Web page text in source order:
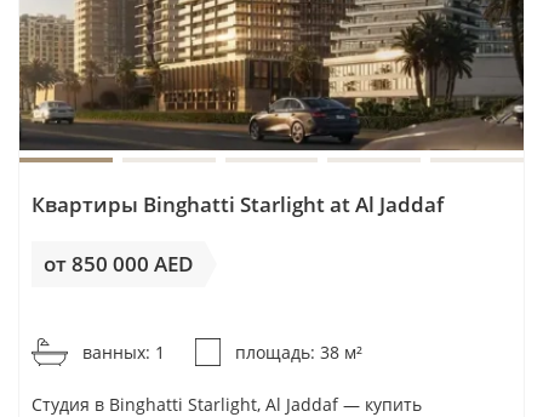
Квартиры Binghatti Starlight at Al Jaddaf
от 850 000 AED
ванных: 1
площадь: 38 м²
Студия в Binghatti Starlight, Al Jaddaf — купить